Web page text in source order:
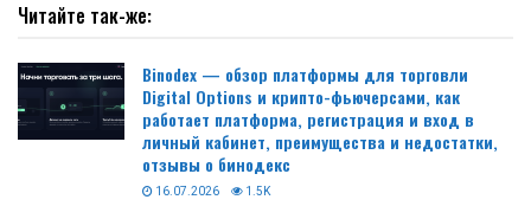
Читайте так-же:
Binodex — обзор платформы для торговли
Digital Options и крипто-фьючерсами, как
работает платформа, регистрация и вход в
личный кабинет, преимущества и недостатки,
отзывы о бинодекс
16.07.2026 1.5K